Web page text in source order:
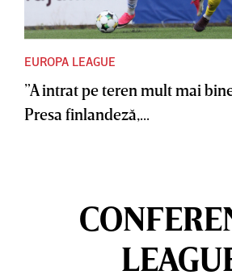
EUROPA LEAGUE
”A intrat pe teren mult mai
Presa finlandeză,...